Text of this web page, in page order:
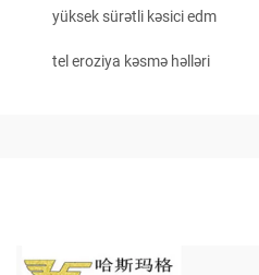
yüksek sürətli kəsici edm
tel eroziya kəsmə həlləri